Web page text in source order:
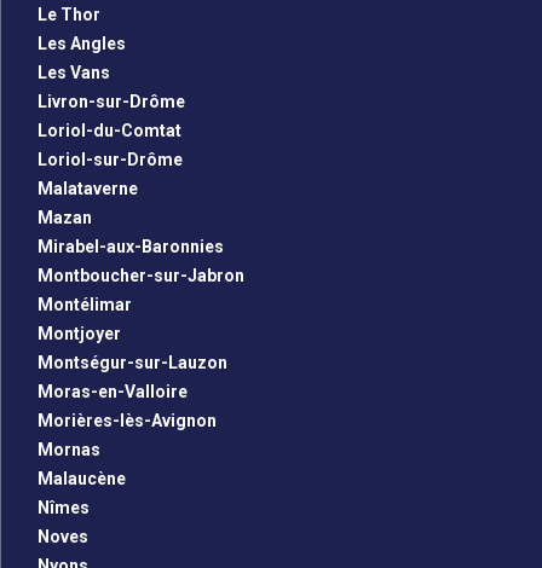
Le Thor
Les Angles
Les Vans
Livron-sur-Drôme
Loriol-du-Comtat
Loriol-sur-Drôme
Malataverne
Mazan
Mirabel-aux-Baronnies
Montboucher-sur-Jabron
Montélimar
Montjoyer
Montségur-sur-Lauzon
Moras-en-Valloire
Morières-lès-Avignon
Mornas
Malaucène
Nîmes
Noves